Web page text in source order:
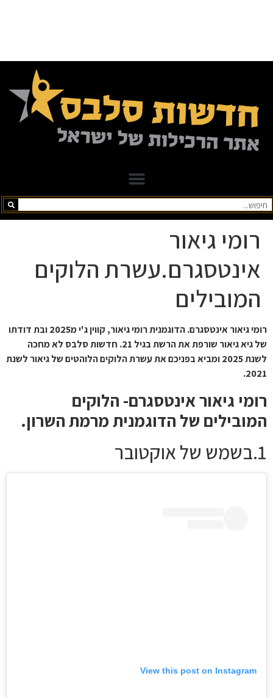
רומי גיאור
אינטסגרם.עשרת הלוקים
המובילים
רומי גיאור אינטסגרם.
הדוגמנית רומי גיאור, קווין ג'י מ2025 ובת דודתו
של גיא גיאור שורפת את הרשת בגיל 21. חדשות סלבס לא מחכה
לשנת 2025 ומביא בפניכם את עשרת הלוקים הלוהטים של גיאור לשנת
2021.
רומי גיאור אינטסגרם- הלוקים
המובילים של הדוגמנית מרמת השרון.
1.בשמש של אוקטובר
View this post on Instagram